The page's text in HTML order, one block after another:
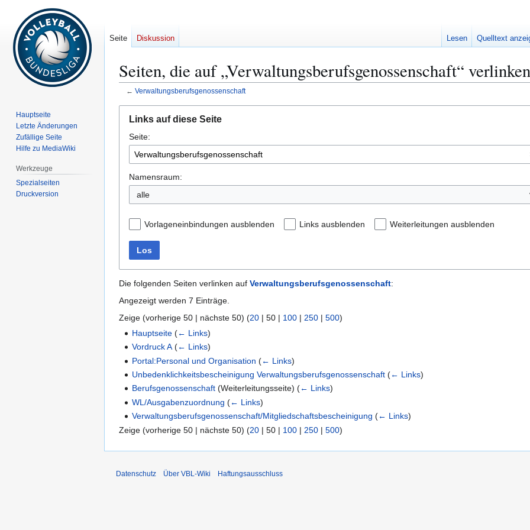
Seiten, die auf „Verwaltungsberufsgenossenschaft“ verlinken
← Verwaltungsberufsgenossenschaft
Navigation
springen
Suche
springen
Links auf diese Seite
Seite:
Namensraum:
alle
Vorlageneinbindungen ausblenden Links ausblenden Weiterleitungen ausblenden
Los
Die folgenden Seiten verlinken auf Verwaltungsberufsgenossenschaft:
Angezeigt werden 7 Einträge.
Zeige (vorherige 50 | nächste 50) (20 | 50 | 100 | 250 | 500)
Hauptseite (← Links)
Vordruck A (← Links)
Portal:Personal und Organisation (← Links)
Unbedenklichkeitsbescheinigung Verwaltungsberufsgenossenschaft (← Links)
Berufsgenossenschaft (Weiterleitungsseite)(← Links)
WL/Ausgabenzuordnung (← Links)
Verwaltungsberufsgenossenschaft/Mitgliedschaftsbescheinigung (← Links)
Zeige (vorherige 50 | nächste 50) (20 | 50 | 100 | 250 | 500)
Seite Diskussion Lesen Quelltext
Hauptseite
Letzte Änderungen
Zufällige Seite
Hilfe zu MediaWiki
Werkzeuge
Spezialseiten
Druckversion
Datenschutz Über VBL-Wiki Haftungsausschluss